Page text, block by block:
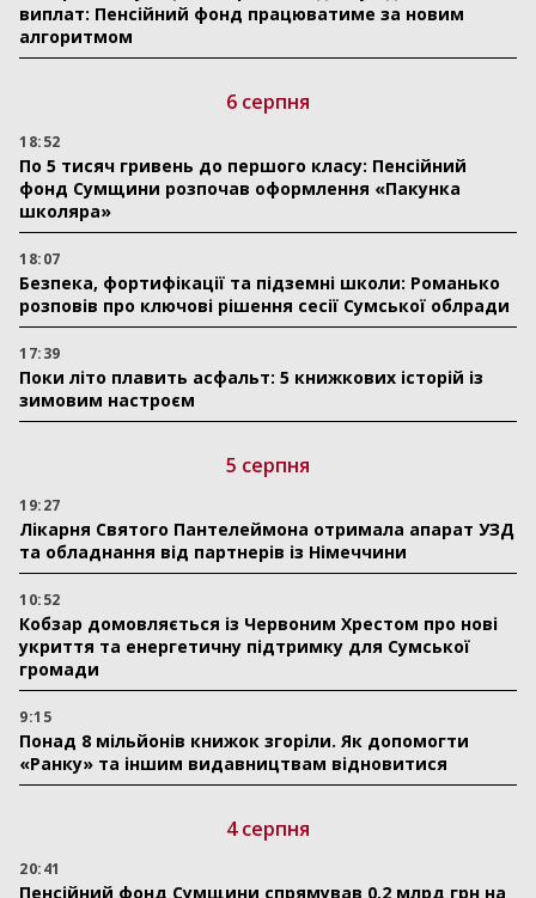
виплат: Пенсійний фонд працюватиме за новим
алгоритмом
6 серпня
18:52
По 5 тисяч гривень до першого класу: Пенсійний
фонд Сумщини розпочав оформлення «Пакунка
школяра»
18:07
Безпека, фортифікації та підземні школи: Романько
розповів про ключові рішення сесії Сумської облради
17:39
Поки літо плавить асфальт: 5 книжкових історій із
зимовим настроєм
5 серпня
19:27
Лікарня Святого Пантелеймона отримала апарат УЗД
та обладнання від партнерів із Німеччини
10:52
Кобзар домовляється із Червоним Хрестом про нові
укриття та енергетичну підтримку для Сумської
громади
9:15
Понад 8 мільйонів книжок згоріли. Як допомогти
«Ранку» та іншим видавництвам відновитися
4 серпня
20:41
Пенсійний фонд Сумщини спрямував 0,2 млрд грн на